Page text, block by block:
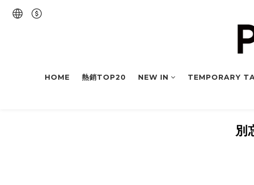
HOME 熱銷TOP20 NEW IN TEMPORARY
別